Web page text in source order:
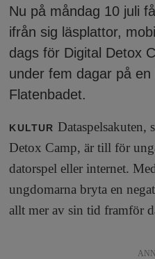
s
F
r
i
a
Nu på måndag 10 juli
ifrån sig läsplattor,
dags för Digital Detox
under fem dagar på en
Flatenbadet.
KULTUR
Detox Camp, är till för
datorspel eller internet.
ungdomarna bryta en
allt mer av sin tid framför